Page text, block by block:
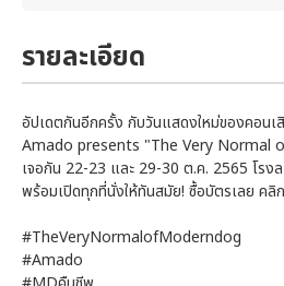
รายละเอียด
อัปเดตกันอีกครั้ง กับวันแสดงใหม่ของคอน
Amado presents "The Very Normal
เจอกัน 22-23 และ 29-30 ต.ค. 2565 โรง
พร้อมเปิดทุกที่นั่งให้ทันสมัย! ซื้อบัตรเลย คลิก
#TheVeryNormalofModerndog
#Amado